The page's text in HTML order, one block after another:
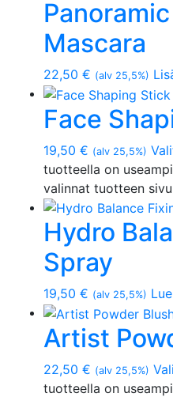
Mascara
22,50 € (alv 25,5%)
Face
19,50 € (alv 25,5%)
tuotteella on
valinnat tuotteen
Hydro
Spray
19,50 € (alv 25,5%)
Artist
22,50 € (alv 25,5%)
tuotteella on